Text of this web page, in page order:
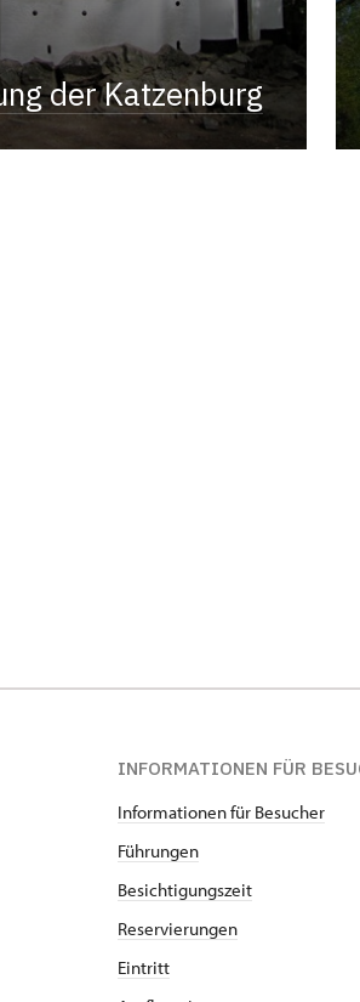
der Katzenburg
INFORMATIONEN FÜR
Informationen für Besucher
Führungen
Besichtigungszeit
Reservierungen
Eintritt